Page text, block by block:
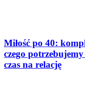
Miłość po 40:
czego
czas na relację